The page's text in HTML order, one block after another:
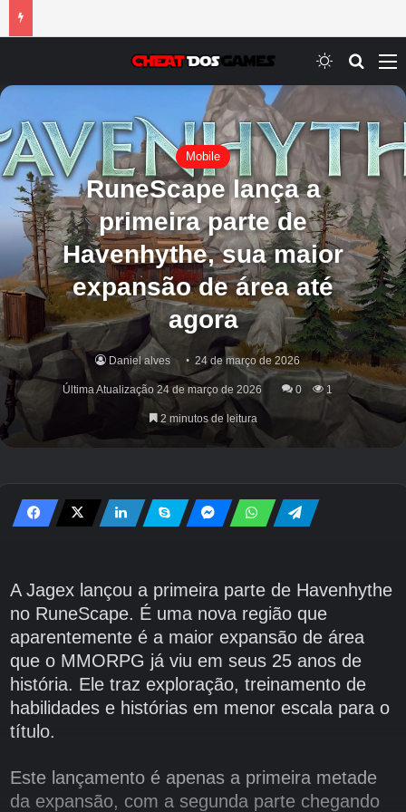
Switch skin
Mobile
RuneScape lança a
primeira parte de
Havenhythe, sua maior
expansão de área até
agora
Daniel alves 24 de março de 2026
Última Atualização 24 de março de 2026 0 1
2 minutos de leitura
A Jagex lançou a primeira parte de Havenhythe
no RuneScape. É uma nova região que
aparentemente é a maior expansão de área
que o MMORPG já viu em seus 25 anos de
história. Ele traz exploração, treinamento de
habilidades e histórias em menor escala para o
título.
Este lançamento é apenas a primeira metade
da expansão, com a segunda parte chegando